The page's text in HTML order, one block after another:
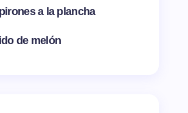
a la plancha
de melón